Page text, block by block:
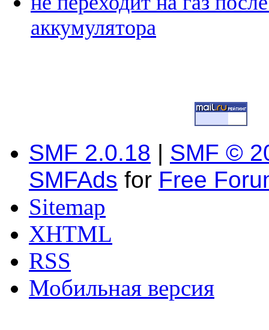
аккумулятора
SMF 2.0.18 | SMF ©
SMFAds for Free
Sitemap
XHTML
RSS
Мобильная версия